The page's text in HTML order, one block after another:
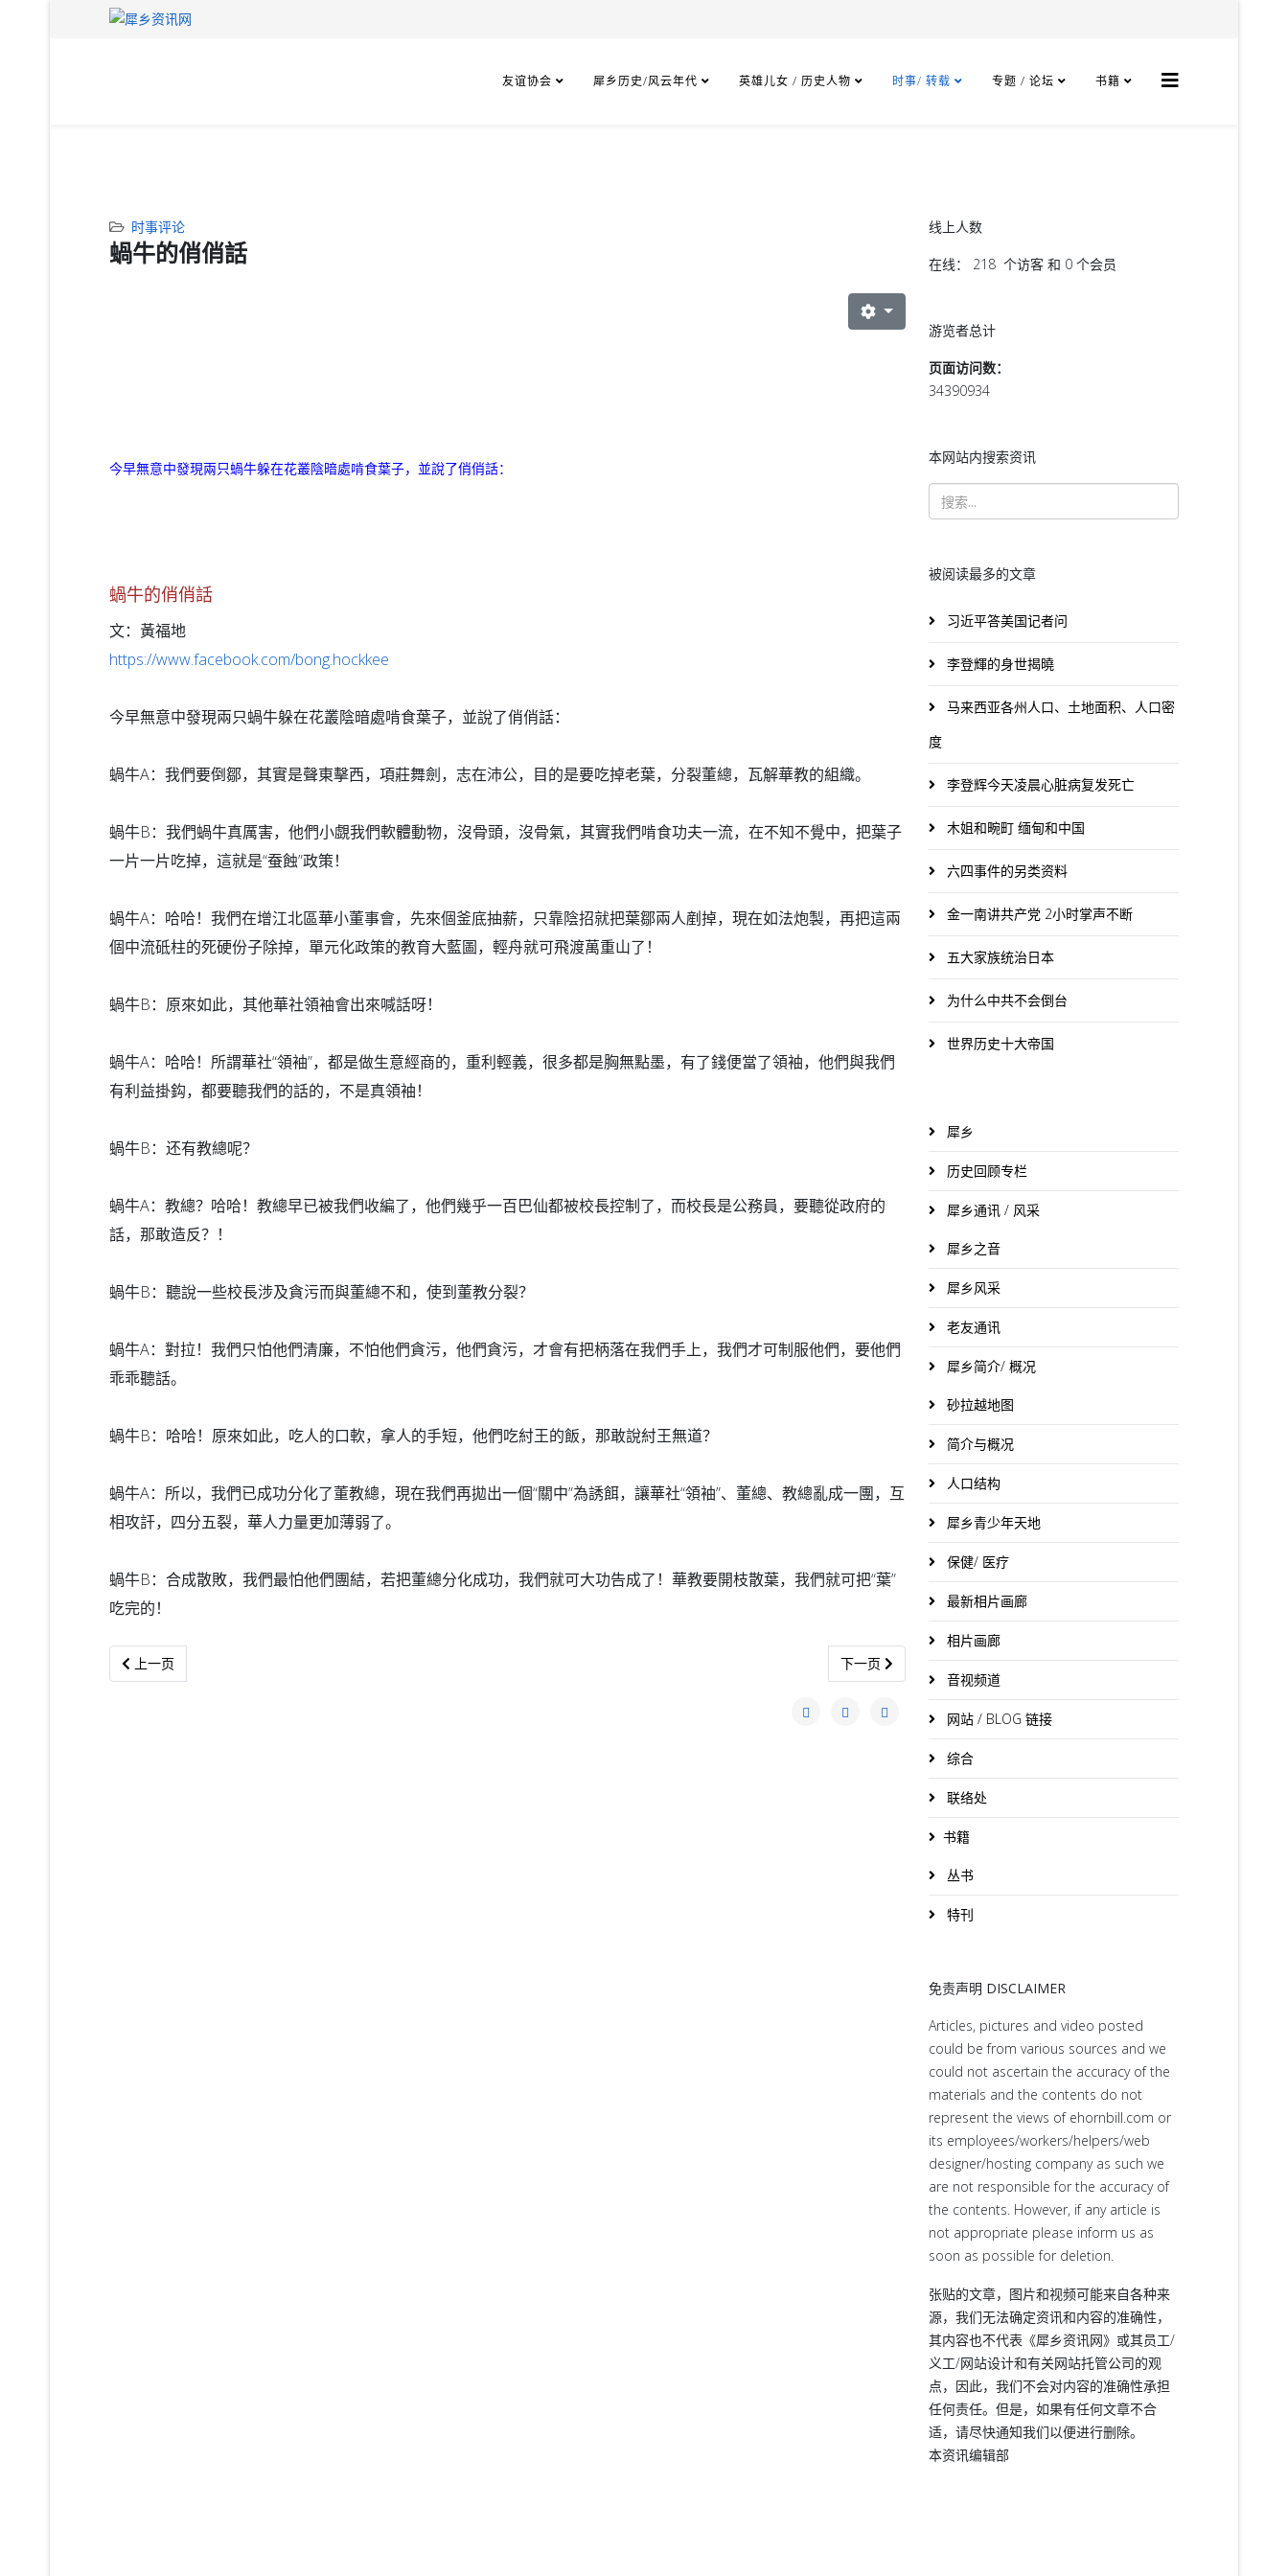
友谊协会 犀乡历史/风云年代 英雄儿女 / 历史人物 时事/ 转载 专题 / 论坛 书籍
时事评论
蝸牛的俏俏話
今早無意中發現兩只蝸牛躲在花叢陰暗處啃食葉子，並說了俏俏話：
蝸牛的俏俏話
文：黃福地
https://www.facebook.com/bong.hockkee
今早無意中發現兩只蝸牛躲在花叢陰暗處啃食葉子，並說了俏俏話：
蝸牛A：我們要倒鄒，其實是聲東擊西，項莊舞劍，志在沛公， 目的是要吃掉老葉，分裂董總，瓦解華教的組織。
蝸牛B：我們蝸牛真厲害，他們小覷我們軟體動物，沒骨頭， 沒骨氣，其實我們啃食功夫一流，在不知不覺中， 把葉子
一片一片吃掉，這就是“蚕蝕”政策！
蝸牛A：哈哈！我們在增江北區華小董事會，先來個釜底抽薪， 只靠陰招就把葉鄒兩人剷掉，現在如法炮製， 再把這兩
個中流砥柱的死硬份子除掉，單元化政策的教育大藍圖， 輕舟就可飛渡萬重山了！
蝸牛B：原來如此，其他華社領袖會出來喊話呀！
蝸牛A：哈哈！所謂華社“領袖”，都是做生意經商的，重利輕義， 很多都是胸無點墨，有了錢便當了領袖，他們與我們
有利益掛鈎， 都要聽我們的話的，不是真領袖！
蝸牛B：还有教總呢？
蝸牛A：教總？哈哈！教總早已被我們收編了， 他們幾乎一百巴仙都被校長控制了，而校長是公務員， 要聽從政府的
話，那敢造反？！
蝸牛B：聽說一些校長涉及貪污而與董總不和，使到董教分裂？
蝸牛A：對拉！我們只怕他們清廉，不怕他們貪污，他們貪污， 才會有把柄落在我們手上，我們才可制服他們，要他們
乖乖聽話。
蝸牛B：哈哈！原來如此，吃人的口軟，拿人的手短， 他們吃紂王的飯，那敢說紂王無道？
蝸牛A：所以，我們已成功分化了董教總，現在我們再拋出一個“關中”為誘餌，讓華社“領袖”、董總、教總亂成一團，互
相攻訐， 四分五裂，華人力量更加薄弱了。
蝸牛B：合成散敗，我們最怕他們團結，若把董總分化成功， 我們就可大功告成了！華教要開枝散葉，我們就可把“葉”
吃完的！
上一篇文章: BBC：港逾千佔領者曾到挪威特訓
上一页 下一篇文章: 董總諸公，好自為之
下一页
线上人数
在线： 218 个访客 和 0 个会员
游览者总计
页面访问数：
34390934
本网站内搜索资讯
被阅读最多的文章
习近平答美国记者问
李登輝的身世揭曉
马来西亚各州人口、土地面积、人口密
度
李登辉今天凌晨心脏病复发死亡
木姐和畹町 缅甸和中国
六四事件的另类资料
金一南讲共产党 2小时掌声不断
五大家族统治日本
为什么中共不会倒台
世界历史十大帝国
犀乡
历史回顾专栏
犀乡通讯 / 风采
犀乡之音
犀乡风采
老友通讯
犀乡简介/ 概况
砂拉越地图
简介与概况
人口结构
犀乡青少年天地
保健/ 医疗
最新相片画廊
相片画廊
音视频道
网站 / BLOG 链接
综合
联络处
书籍
丛书
特刊
免责声明 DISCLAIMER
Articles, pictures and video posted
could be from various sources and we
could not ascertain the accuracy of the
materials and the contents do not
represent the views of ehornbill.com or
its employees/workers/helpers/web
designer/hosting company as such we
are not responsible for the accuracy of
the contents. However, if any article is
not appropriate please inform us as
soon as possible for deletion.
张贴的文章，图片和视频可能来自各种来
源，我们无法确定资讯和内容的准确性，
其内容也不代表《犀乡资讯网》或其员工/
义工/网站设计和有关网站托管公司的观
点，因此，我们不会对内容的准确性承担
任何责任。但是，如果有任何文章不合
适，请尽快通知我们以便进行删除。
本资讯编辑部